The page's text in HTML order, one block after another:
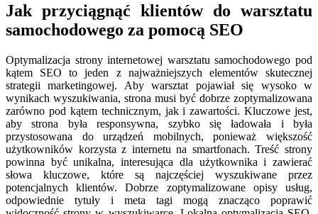
Jak przyciągnąć klientów do warsztatu
samochodowego za pomocą SEO
Optymalizacja strony internetowej warsztatu samochodowego pod
kątem SEO to jeden z najważniejszych elementów skutecznej
strategii marketingowej. Aby warsztat pojawiał się wysoko w
wynikach wyszukiwania, strona musi być dobrze zoptymalizowana
zarówno pod kątem technicznym, jak i zawartości. Kluczowe jest,
aby strona była responsywna, szybko się ładowała i była
przystosowana do urządzeń mobilnych, ponieważ większość
użytkowników korzysta z internetu na smartfonach. Treść strony
powinna być unikalna, interesująca dla użytkownika i zawierać
słowa kluczowe, które są najczęściej wyszukiwane przez
potencjalnych klientów. Dobrze zoptymalizowane opisy usług,
odpowiednie tytuły i meta tagi mogą znacząco poprawić